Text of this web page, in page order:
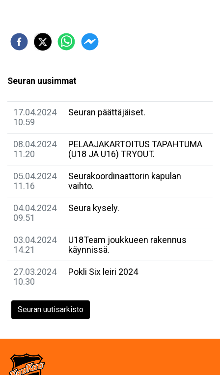
Seuran uusimmat
17.04.2024
10.59
Seuran päättäjäiset.
08.04.2024
11.20
PELAAJAKARTOITUS TAPAHTUMA
(U18 JA U16) TRYOUT.
05.04.2024
11.16
Seurakoordinaattorin kapulan
vaihto.
04.04.2024
09.51
Seura kysely.
03.04.2024
14.21
U18Team joukkueen rakennus
käynnissä.
27.03.2024
10.30
Pokli Six leiri 2024
Seuran uutisarkisto